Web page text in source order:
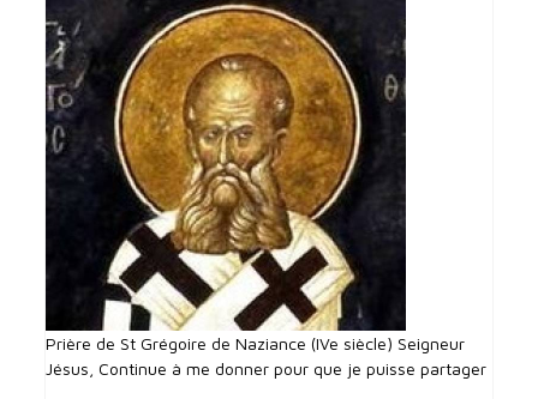
Prière de St Grégoire de Naziance (IVe siècle) Seigneur
Jésus, Continue à me donner pour que je puisse partager